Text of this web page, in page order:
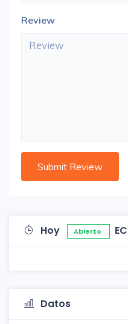
Review
Hoy Abierto EC
Datos